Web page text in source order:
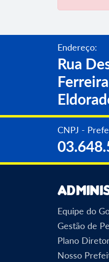
Endereço:
Rua
CNPJ -
Equipe do
Gestão de
Plano
Nosso